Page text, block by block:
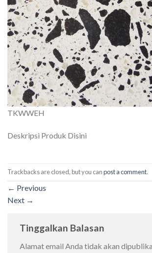
TKWWEH
Deskripsi Produk Disini
Trackbacks are closed, but you canpost a comment.
← Previous
Next →
Tinggalkan Balasan
Alamat email Anda tidak akan